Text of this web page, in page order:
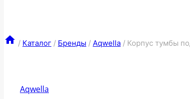
/ Каталог / Бренды / Aqwella / Корпус тумбы
Aqwella